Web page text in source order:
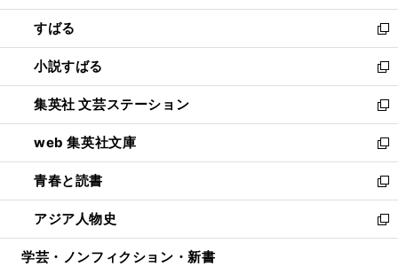
開
く
ウ
で
開
く
ン
ド
ウ
で
開
く
すばる
新
し
い
ウ
ィ
ン
ド
ウ
で
開
く
小説すばる
新
し
い
ウ
ィ
ン
ド
ウ
で
開
集英社 文芸ステーション
新
し
い
ウ
ィ
ン
ド
ウ
web 集英社文庫
新
し
い
ウ
ィ
ン
青春と読書
新
し
い
ウ
アジア人物史
新
し
学芸・ノンフィクション・新書